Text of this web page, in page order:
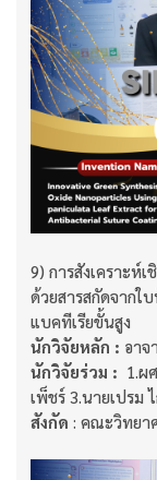
9) การสังเคราะห์
ด้วยสารสกัดจากใ
แบคทีเรียขั้นสูง
นักวิจัยหลัก : อาจ
นักวิจัยร่วม : 1.ผ
เพ็ชร์ 3.นายเปรม
สังกัด : คณะวิทยา